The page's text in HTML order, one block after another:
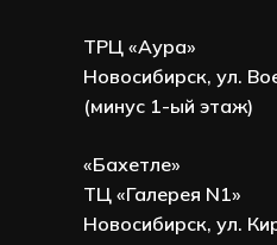
ТРЦ «Аура»
Новосибирск, ул.
(минус 1-ый этаж)
«Бахетле»
ТЦ «Галерея N1»
Новосибирск, ул.